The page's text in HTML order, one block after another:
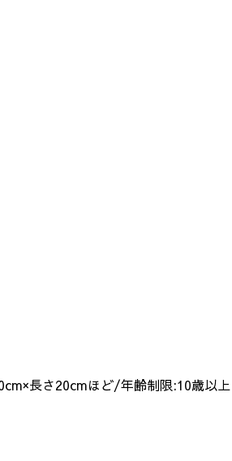
長さ20cmほど/年齢制限:10歳以上